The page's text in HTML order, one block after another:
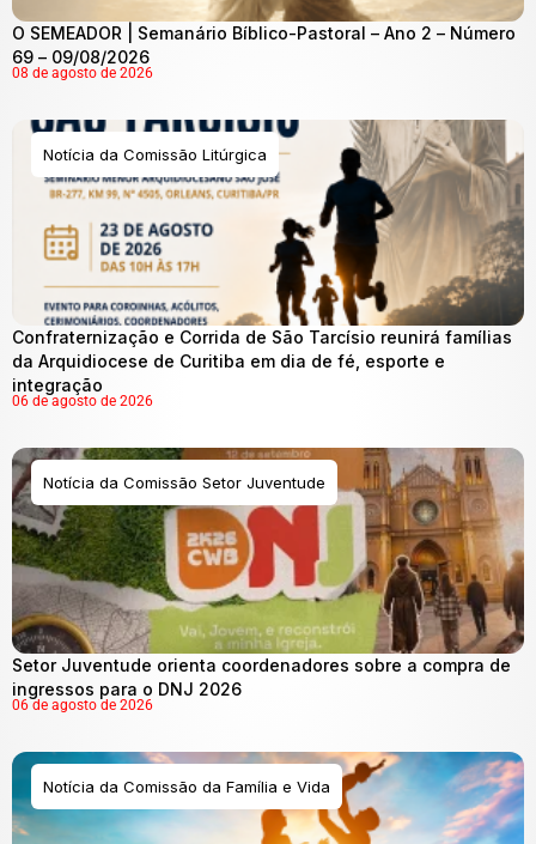
O SEMEADOR | Semanário Bíblico-Pastoral – Ano 2 – Número
69 – 09/08/2026
08 de agosto de 2026
Notícia da Comissão Litúrgica
Confraternização e Corrida de São Tarcísio reunirá famílias
da Arquidiocese de Curitiba em dia de fé, esporte e
integração
06 de agosto de 2026
Notícia da Comissão Setor Juventude
Setor Juventude orienta coordenadores sobre a compra de
ingressos para o DNJ 2026
06 de agosto de 2026
Notícia da Comissão da Família e Vida